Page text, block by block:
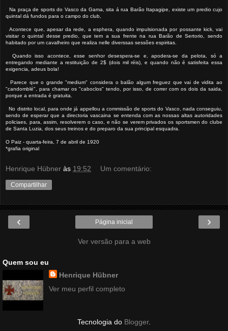
Na praça de sports do Vasco da Gama, sita á rua Barão Itapagipe, existe um predio cujo
quintal dá fundos para o campo do club,
Acontece que, apesar da rede, a esphera, quando impulsionada por possante kick, vai
visitar o quintal desse predio, que tem a sua frente na rua Barão de Sertorio, sendo
habitado por um cavalheiro que realiza nelle diverssas sessões espiritas.
Quando isso acontece, esse senhor desespera-se e, apodera-se da pelota, só a
entregando mediante a restituição de 2$ (dois mil réis), e quando não é satisfeita essa
exigencia, adeus bola!
Parece que o grande "medium" considera o balão algum freguez que vai de vidita ao
"candomblé", para chamar os "caboclos" tendo, por isso, de correr com os dois da saida,
porque a entrada é gratuita.
No distrito local, para onde já appellou a commissão de sports do Vasco, nada conseguiu,
sendo de esperar que a directoria vascaina se entenda com as nossas altas autoridades
policiaes, para, assim, resolverem o caso, e não se verem privados os sportsmen do clube
de Santa Luzia, dos seus treinos e do preparo da sua principal esquadra.
O Paiz - quarta-feira, 7 de abril de 1920
*grafia original
Henrique Hübner às 19:52 Um comentário:
Compartilhar
‹ ›
Página inicial
Ver versão para a web
Quem sou eu
Henrique Hübner
Ver meu perfil completo
Tecnologia do Blogger.